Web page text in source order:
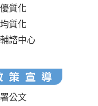
質化
質化
諮中心
公文